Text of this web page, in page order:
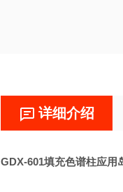
详细介绍
GDX-601填充色谱柱应用